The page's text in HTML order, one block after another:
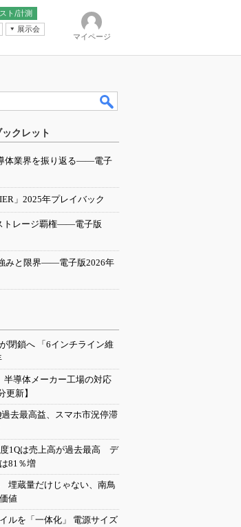
ト/計測
展示会
マイページ
クレット
体業界を振り返る――電子
」2025年プレイバック
トレージ覇権――電子版
みと限界――電子版2026年
閉鎖へ 「6インチライン維
半導体メーカー工場の対応
更新】
去最高益、スマホ市況停滞
1Qは売上高が過去最高 デ
81％増
埋蔵量だけじゃない、南鳥
値
ルを「一体化」 電源サイズ